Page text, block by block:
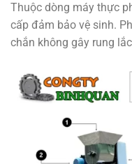
Thuộc dòng máy thực
cấp đảm bảo vệ sinh.
chắn không gây rung